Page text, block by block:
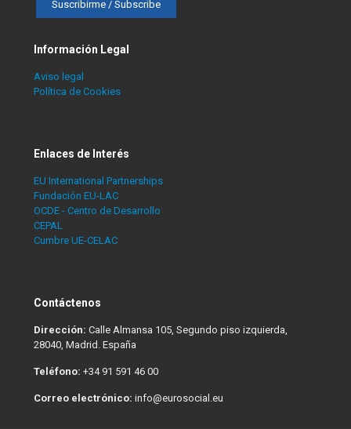
Información Legal
Aviso legal
Política de Cookies
Enlaces de Interés
EU International Partnerships
Fundación EU-LAC
OCDE - Centro de Desarrollo
CEPAL
Cumbre UE-CELAC
Contáctenos
Dirección: Calle Almansa 105, Segundo piso izquierda,
28040, Madrid. España
Teléfono: +34 91 591 46 00
Correo electrónico: info@eurosocial.eu